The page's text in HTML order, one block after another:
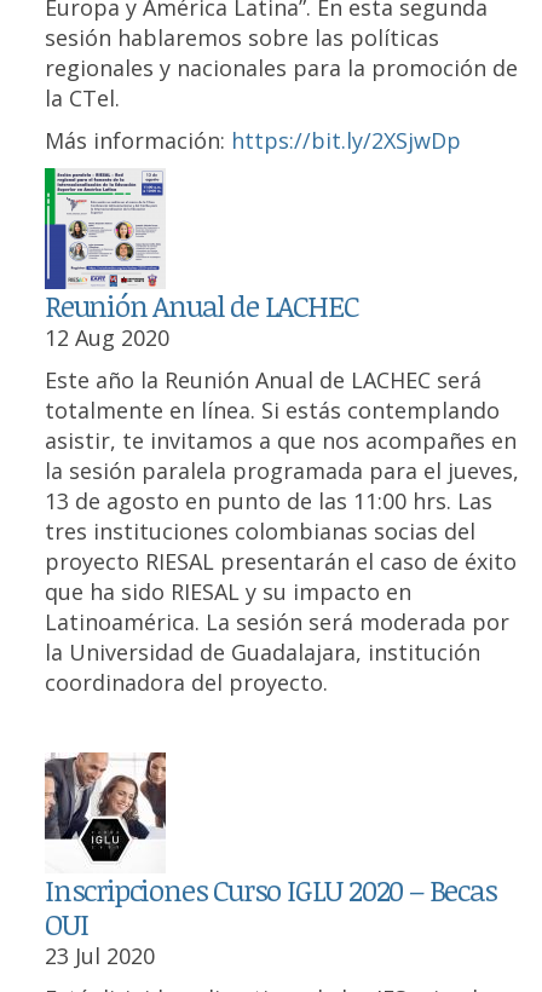
Europa y América Latina”. En esta segunda
sesión hablaremos sobre las políticas
regionales y nacionales para la promoción de
la CTel.
Más información: https://bit.ly/2XSjwDp
Reunión Anual de LACHEC
12 Aug 2020
Este año la Reunión Anual de LACHEC será
totalmente en línea. Si estás contemplando
asistir, te invitamos a que nos acompañes en
la sesión paralela programada para el jueves,
13 de agosto en punto de las 11:00 hrs. Las
tres instituciones colombianas socias del
proyecto RIESAL presentarán el caso de éxito
que ha sido RIESAL y su impacto en
Latinoamérica. La sesión será moderada por
la Universidad de Guadalajara, institución
coordinadora del proyecto.
Inscripciones Curso IGLU 2020 – Becas
OUI
23 Jul 2020